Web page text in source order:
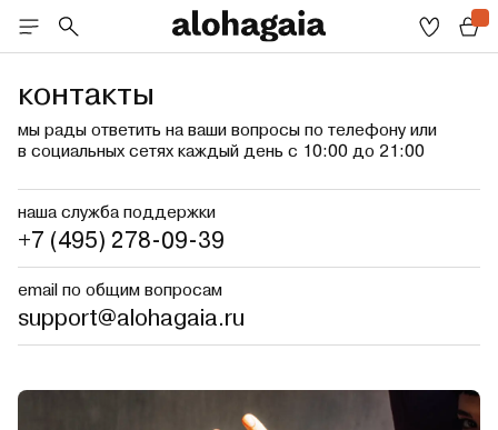
контакты
мы рады ответить на ваши вопросы по телефону или
в социальных сетях каждый день с 10:00 до 21:00
наша служба поддержки
+7 (495) 278-09-39
email по общим вопросам
support@alohagaia.ru